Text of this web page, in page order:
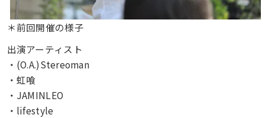
＊前回開催の様子
出演アーティスト
・(O.A.)Stereoman
・虹喰
・JAMINLEO
・lifestyle